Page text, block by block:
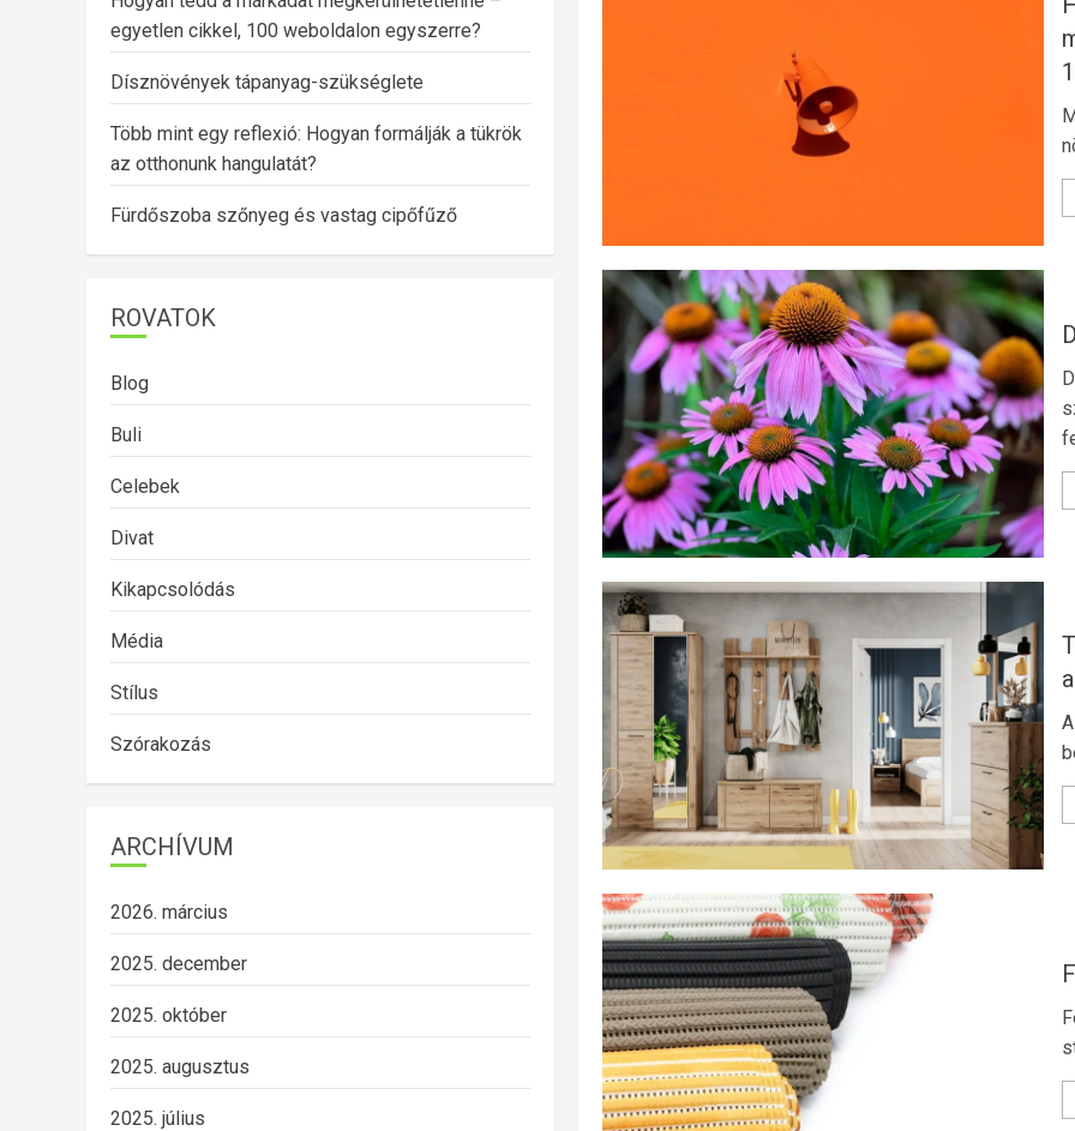
egyetlen cikkel, 100 weboldalon egyszerre?
Dísznövények tápanyag-szükséglete
Több mint egy reflexió: Hogyan formálják a tükrök
az otthonunk hangulatát?
Fürdőszoba szőnyeg és vastag cipőfűző
ROVATOK
Blog
Buli
Celebek
Divat
Kikapcsolódás
Média
Stílus
Szórakozás
ARCHÍVUM
2026. március
2025. december
2025. október
2025. augusztus
2025. július